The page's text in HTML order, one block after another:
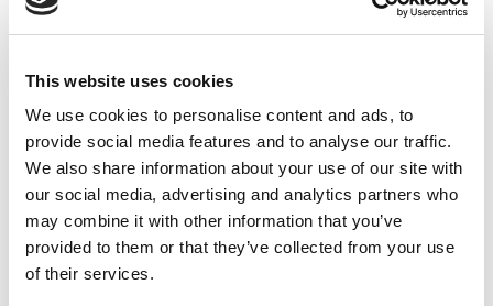
This website uses cookies
We use cookies to personalise content and ads, to
provide social media features and to analyse our traffic.
We also share information about your use of our site with
our social media, advertising and analytics partners who
may combine it with other information that you’ve
provided to them or that they’ve collected from your use
of their services.
Inventario
RRHH
eCommerce
Proyectos
Fabricación (MRP)
Punto de venta (POS)
Studio